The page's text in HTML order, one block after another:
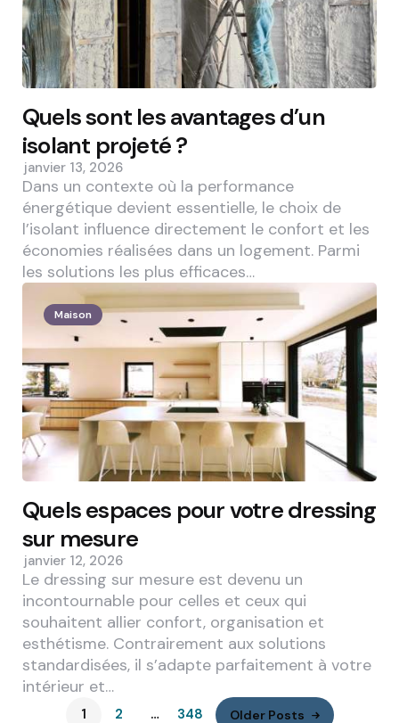
Quels sont les avantages d’un
isolant projeté ?
janvier 13, 2026
Dans un contexte où la performance
énergétique devient essentielle, le choix de
l’isolant influence directement le confort et les
économies réalisées dans un logement. Parmi
les solutions les plus efficaces…
Maison
Quels espaces pour votre dressing
sur mesure
janvier 12, 2026
Le dressing sur mesure est devenu un
incontournable pour celles et ceux qui
souhaitent allier confort, organisation et
esthétisme. Contrairement aux solutions
standardisées, il s’adapte parfaitement à votre
intérieur et…
1 2 … 348 Older Posts